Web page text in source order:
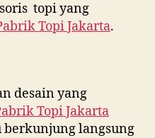
topi yang
Topi Jakarta.
desain yang
Topi Jakarta
berkunjung langsung